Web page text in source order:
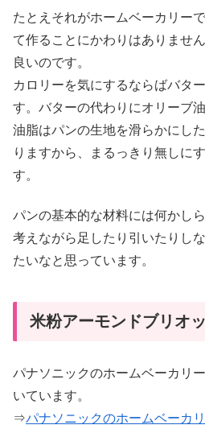
たとえそれがホームベーカリー
て作ることにかわりはありませ
良いのです。
カロリーを気にするならばバタ
す。バターの代わりにオリーブ
油脂はパンの生地を滑らかにし
りますから、まるっきり無しに
す。
パンの基本的な材料には何かし
考えながら足したり引いたりし
たいなと思っています。
米粉アーモンドブリオ
パナソニックのホームベーカリ
いています。
⇒パナソニックのホームベーカ